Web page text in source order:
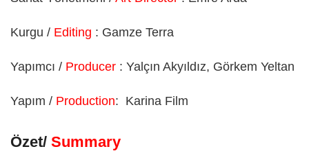
Kurgu / Editing : Gamze Terra
Yapımcı / Producer : Yalçın Akyıldız, Görkem Yeltan
Yapım / Production: Karina Film
Özet/ Summary